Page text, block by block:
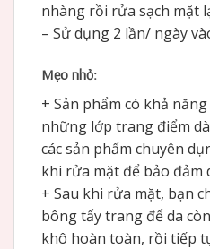
nhàng rồi rửa sạch mặt
– Sử dụng 2 lần/ ngày
Mẹo nhỏ:
+ Sản phẩm có khả
những lớp trang điểm
các sản phẩm chuyên
khi rửa mặt để bảo đảm
+ Sau khi rửa mặt, bạn
bông tẩy trang để da
khô hoàn toàn, rồi tiếp